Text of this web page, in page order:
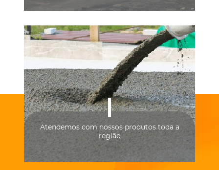
Atendemos com nossos produtos toda a
região